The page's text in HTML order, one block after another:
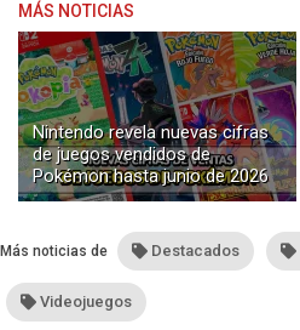
MÁS NOTICIAS
Nintendo revela nuevas cifras
de juegos vendidos de
Pokémon hasta junio de 2026
Más noticias de Destacados
Videojuegos